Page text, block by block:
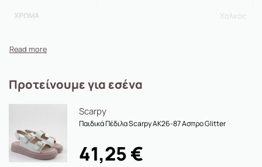
ΧΡΏΜΑ Χαλκός
Προτείνουμε για εσένα
Scarpy
Παιδικά Πέδιλα Scarpy AK26-87 Ασπρο Glitter
41,25€